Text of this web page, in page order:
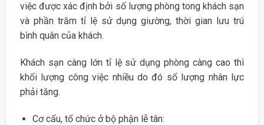
việc được xác định bởi số lượng phòng tong khách sạn
và phần trăm tỉ lệ sử dụng giường, thời gian lưu trú
bình quân của khách.
Khách sạn càng lớn tỉ lệ sử dụng phòng càng cao thì
khối lượng công việc nhiều do đó số lượng nhân lực
phải tăng.
Cơ cấu, tổ chức ở bộ phận lễ tân: